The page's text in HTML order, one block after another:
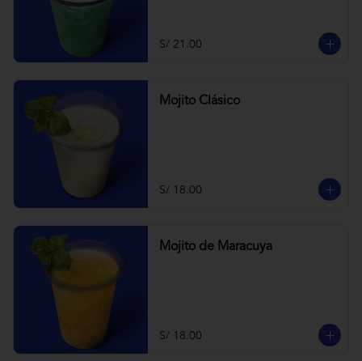
S/ 21.00
Mojito Clásico
S/ 18.00
Mojito de Maracuya
S/ 18.00